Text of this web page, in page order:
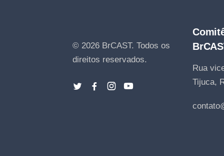
© 2026 BrCAST. Todos os
direitos reservados.
Rua
Tijuca,